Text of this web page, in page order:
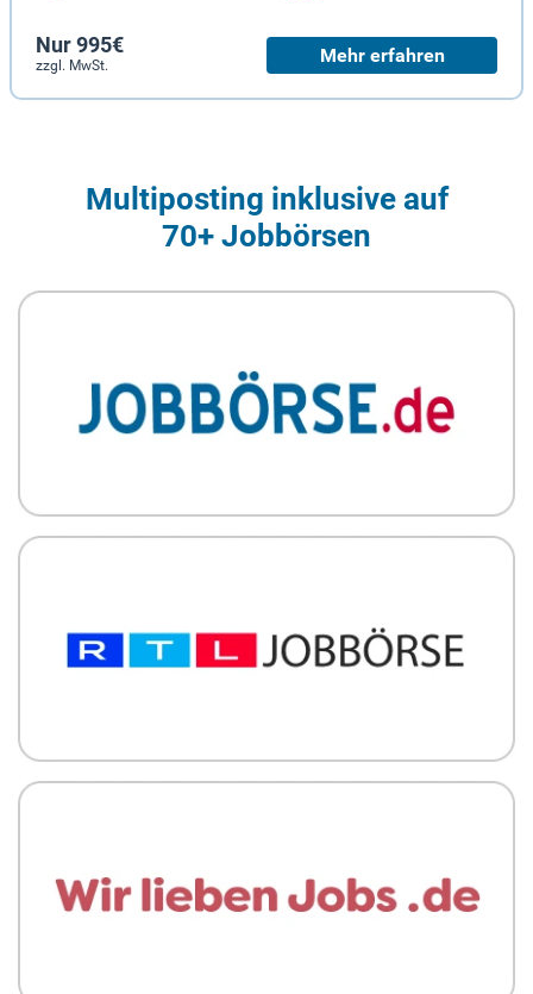
Nur 995€
zzgl. MwSt. Mehr erfahren
Multiposting inklusive auf
70+ Jobbörsen